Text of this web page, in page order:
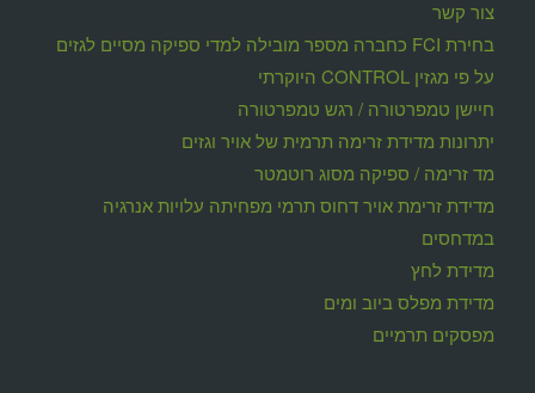
צור קשר
בחירת FCI כחברה מספר מובילה למדי ספיקה מסיים לגזים
על פי מגזין CONTROL היוקרתי
חיישן טמפרטורה / רגש טמפרטורה
יתרונות מדידת זרימה תרמית של אויר וגזים
מד זרימה / ספיקה מסוג רוטמטר
מדידת זרימת אויר דחוס תרמי מפחיתה עלויות אנרגיה
במדחסים
מדידת לחץ
מדידת מפלס ביוב ומים
מפסקים תרמיים